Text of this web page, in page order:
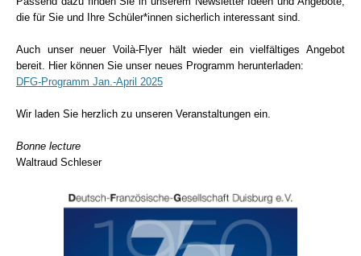
die für Sie und Ihre Schüler*innen sicherlich interessant sind.
Auch unser neuer Voilà-Flyer hält wieder ein vielfältiges Angebot
bereit. Hier können Sie unser neues Programm herunterladen:
DFG-Programm Jan.-April 2025
Wir laden Sie herzlich zu unseren Veranstaltungen ein.
Bonne lecture
Waltraud Schleser